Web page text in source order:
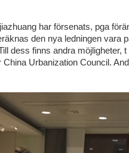
har försenats, pga
den nya ledningen vara
dess finns andra möjligheter,
Urbanization Council.